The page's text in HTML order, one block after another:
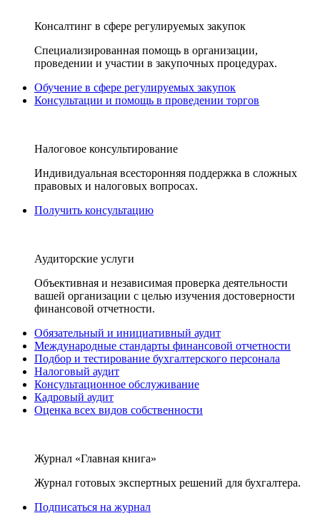
Консалтинг в сфере регулируемых закупок
Специализированная помощь в организации,
проведении и участии в закупочных процедурах.
Обучение в сфере регулируемых закупок
Консультации и помощь в проведении торгов
Налоговое консультирование
Индивидуальная всесторонняя поддержка в сложных
правовых и налоговых вопросах.
Получить консультацию
Аудиторские услуги
Объективная и независимая проверка деятельности
вашей организации с целью изучения достоверности
финансовой отчетности.
Обязательный и инициативный аудит
Международные стандарты финансовой отчетности
Подбор и тестирование бухгалтерского персонала
Налоговый аудит
Консультационное обслуживание
Кадровый аудит
Оценка всех видов собственности
Журнал «Главная книга»
Журнал готовых экспертных решений для бухгалтера.
Подписаться на журнал